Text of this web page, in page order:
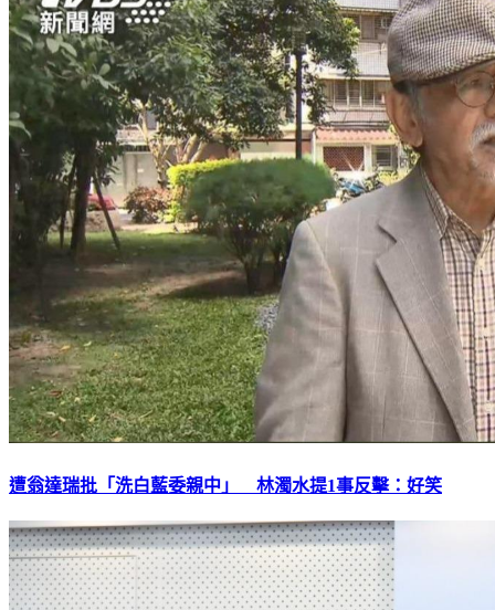
遭翁達瑞批「洗白藍委親中」 林濁水提1事反擊：好笑